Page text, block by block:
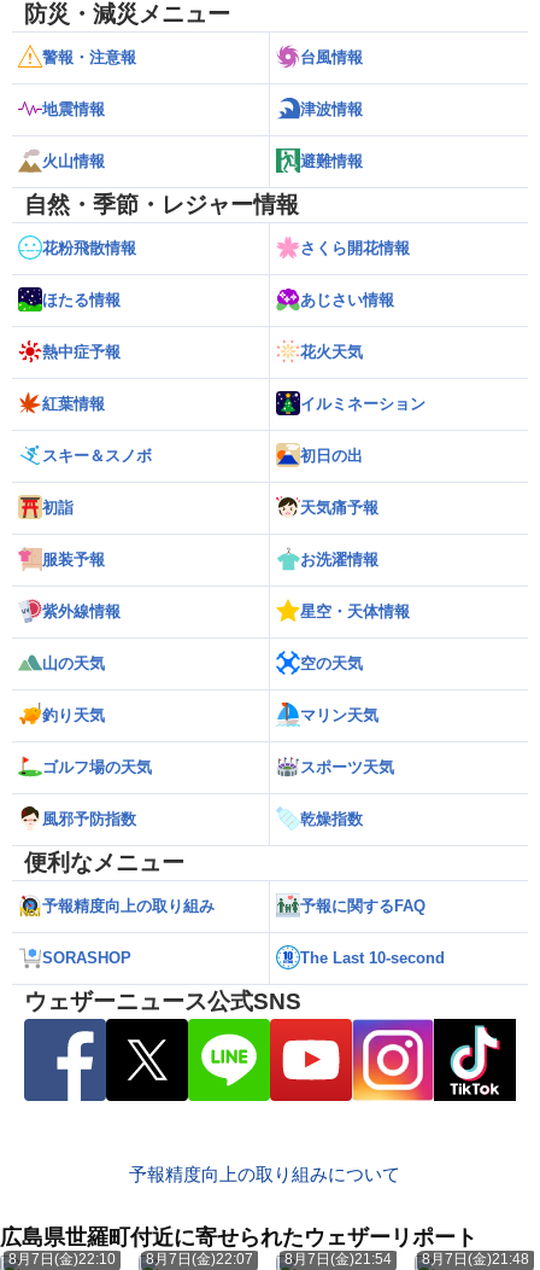
防災・減災メニュー
警報・注意報 台風情報
地震情報 津波情報
火山情報 避難情報
自然・季節・レジャー情報
花粉飛散情報 さくら開花情報
ほたる情報 あじさい情報
熱中症予報 花火天気
紅葉情報 イルミネーション
スキー＆スノボ 初日の出
初詣 天気痛予報
服装予報 お洗濯情報
紫外線情報 星空・天体情報
山の天気 空の天気
釣り天気 マリン天気
ゴルフ場の天気 スポーツ天気
風邪予防指数 乾燥指数
便利なメニュー
予報精度向上の取り組み 予報に関するFAQ
SORASHOP The Last 10-second
ウェザーニュース公式SNS
予報精度向上の取り組みについて
広島県世羅町付近に寄せられたウェザーリポート
8月7日(金)22:10 8月7日(金)22:07 8月7日(金)21:54 8月7日(金)21:48